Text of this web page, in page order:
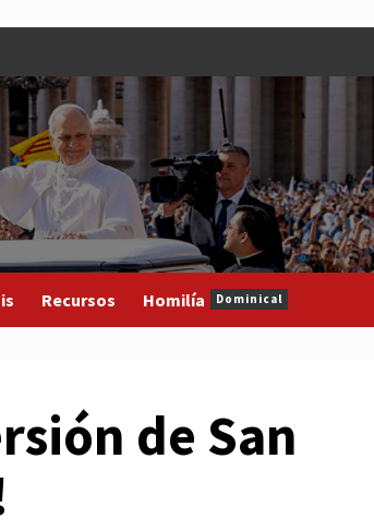
Recursos Homilía Dominical
de San